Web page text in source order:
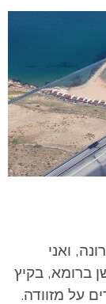
ואני
ברומא, בקיץ
מוותרים על מזוודה.